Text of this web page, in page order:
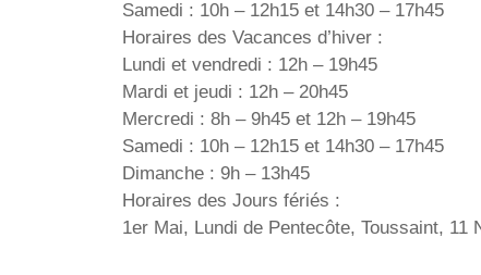
Samedi : 10h – 12h15 et 14h30 – 17h45
Horaires des Vacances d’hiver :
Lundi et vendredi : 12h – 19h45
Mardi et jeudi : 12h – 20h45
Mercredi : 8h – 9h45 et 12h – 19h45
Samedi : 10h – 12h15 et 14h30 – 17h45
Dimanche : 9h – 13h45
Horaires des Jours fériés :
1er Mai, Lundi de Pentecôte, Toussaint, 11